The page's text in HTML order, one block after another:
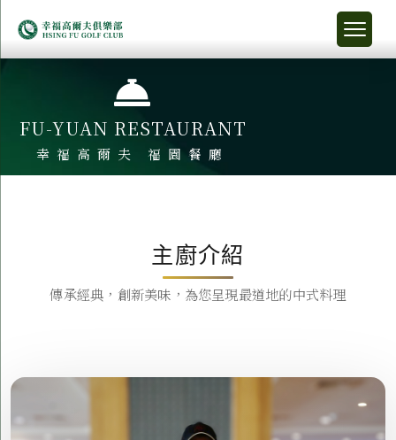
FU-YUAN RESTAURANT
幸福高爾夫 福園餐廳
主廚介紹
傳承經典，創新美味，為您呈現最道地的中式料理